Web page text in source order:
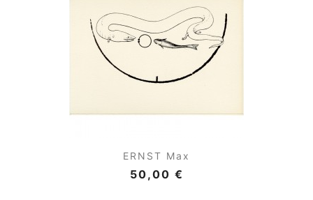
ERNST Max
50,00 €